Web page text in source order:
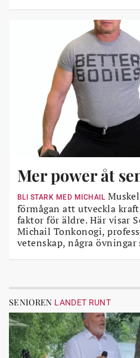
Mer power åt
BLI STARK MED MICHAIL
förmågan att utveckla
faktor för äldre. Här visar
Michail Tonkonogi,
vetenskap, några
SENIOREN LANDET RUNT